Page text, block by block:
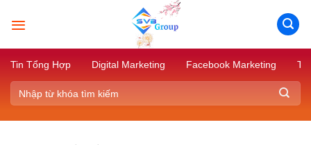
Tin Tổng Hợp Digital Marketing Facebook Marketing